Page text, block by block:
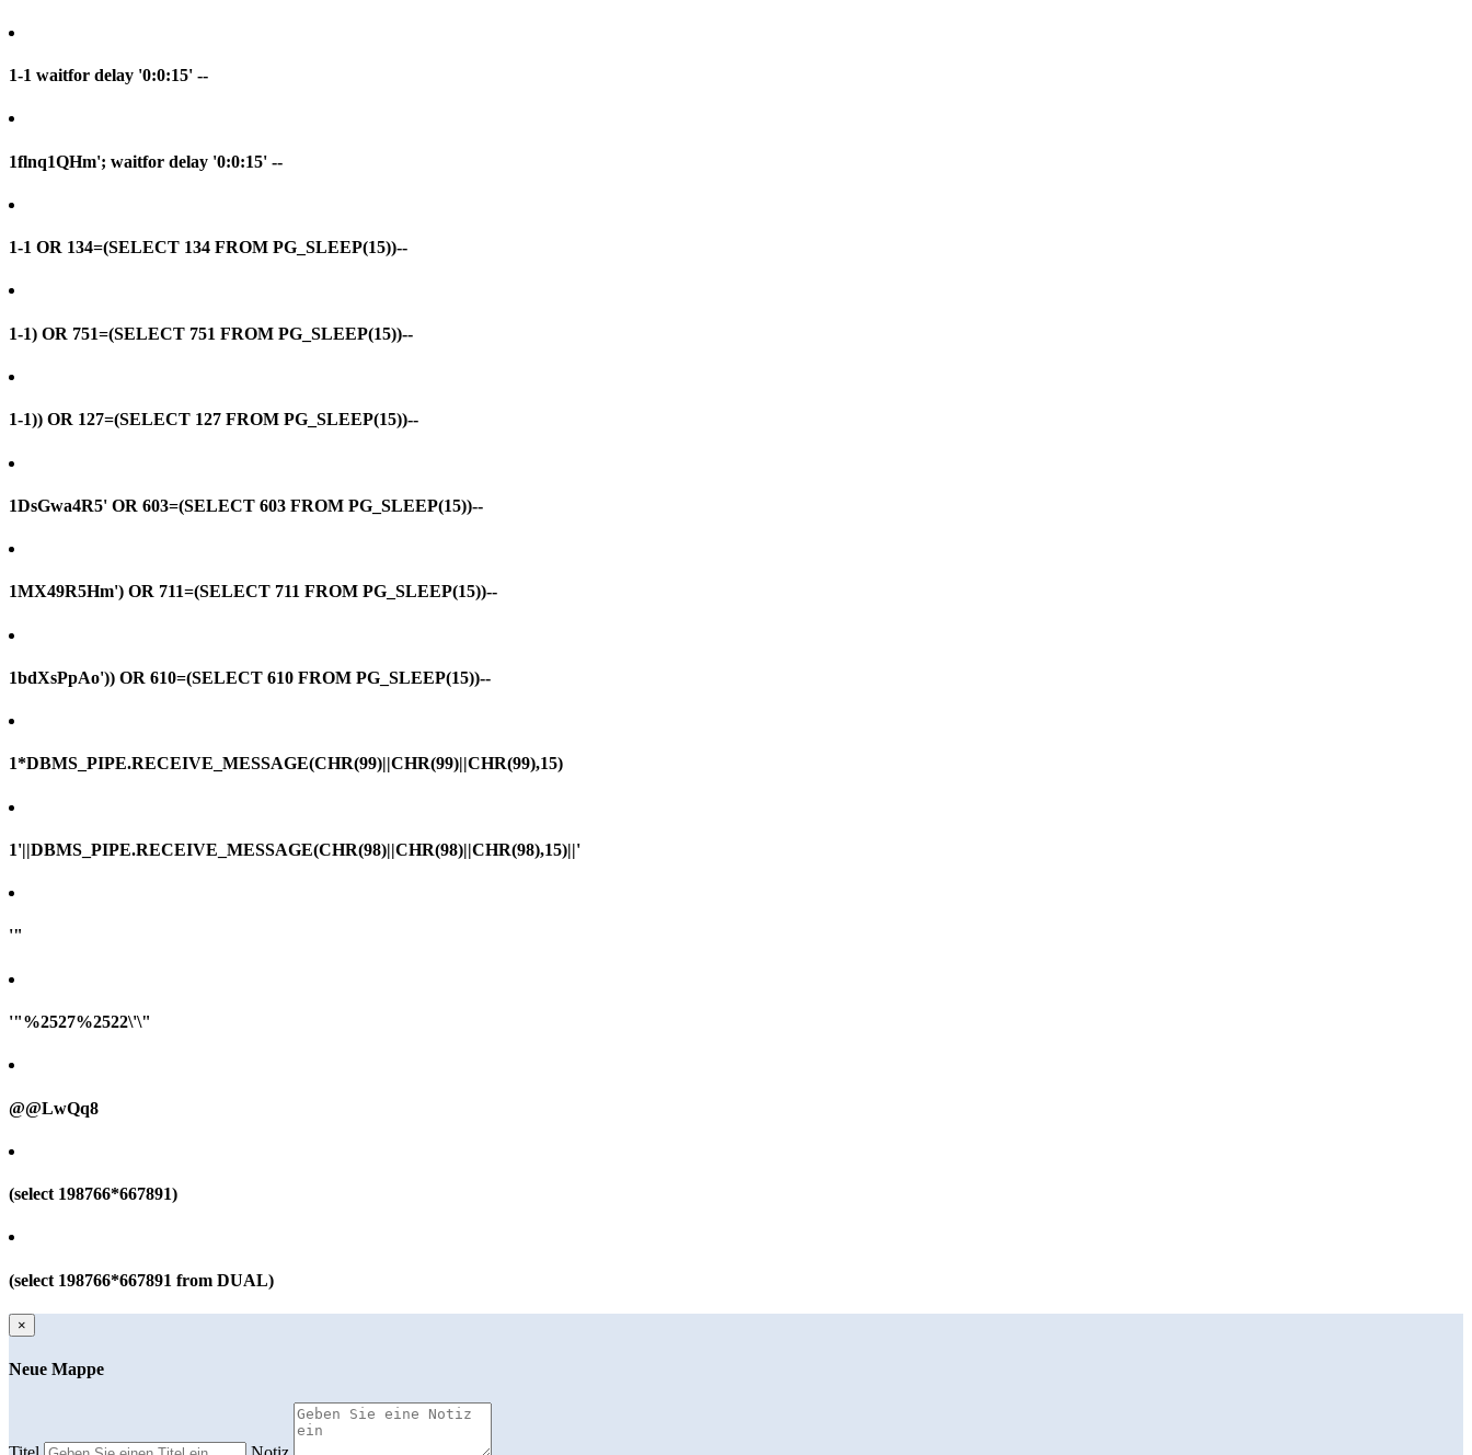
1-1 waitfor delay '0:0:15' --
1flnq1QHm'; waitfor delay '0:0:15' --
1-1 OR 134=(SELECT 134 FROM PG_SLEEP(15))--
1-1) OR 751=(SELECT 751 FROM PG_SLEEP(15))--
1-1)) OR 127=(SELECT 127 FROM PG_SLEEP(15))--
1DsGwa4R5' OR 603=(SELECT 603 FROM PG_SLEEP(15))--
1MX49R5Hm') OR 711=(SELECT 711 FROM PG_SLEEP(15))--
1bdXsPpAo')) OR 610=(SELECT 610 FROM PG_SLEEP(15))--
1*DBMS_PIPE.RECEIVE_MESSAGE(CHR(99)||CHR(99)||CHR(99),15)
1'||DBMS_PIPE.RECEIVE_MESSAGE(CHR(98)||CHR(98)||CHR(98),15)||'
'"
'"%2527%2522\'\"
@@LwQq8
(select 198766*667891)
(select 198766*667891 from DUAL)
×
Neue Mappe